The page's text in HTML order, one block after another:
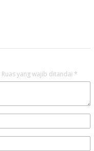
Ruas yang wajib ditandai *